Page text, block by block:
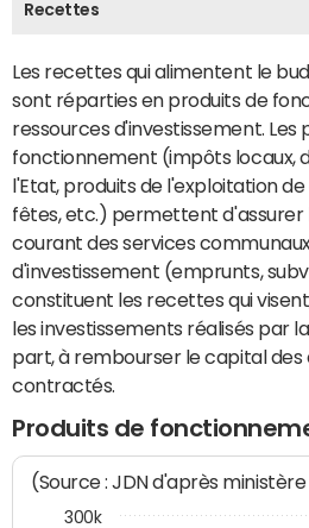
Recettes
Les recettes qui alimentent le
sont réparties en produits de
ressources d'investissement. Les
fonctionnement (impôts locaux,
l'Etat, produits de l'exploitation
fêtes, etc.) permettent
courant des services
d'investissement (emprunts,
constituent les recettes qui
les investissements réalisés par
part, à rembourser le capital des
contractés.
Produits de
(Source : JDN d'après
300k